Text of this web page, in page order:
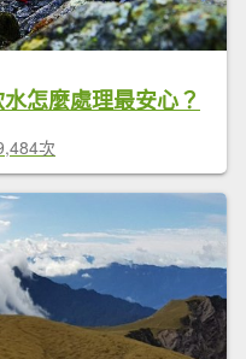
怎麼處理最安心？
次